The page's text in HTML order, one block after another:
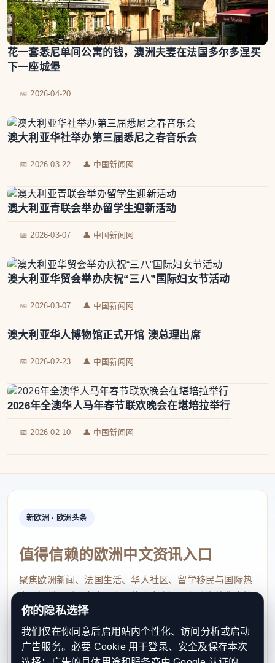
花一套悉尼单间公寓的钱，澳洲夫妻在法国多尔多涅买
下一座城堡
📅 2026-04-20
澳大利亚华社举办第三届悉尼之春音乐会
📅 2026-03-22 👤 中国新闻网
澳大利亚青联会举办留学生迎新活动
📅 2026-03-07 👤 中国新闻网
澳大利亚华贸会举办庆祝“三八”国际妇女节活动
📅 2026-03-07 👤 中国新闻网
澳大利亚华人博物馆正式开馆 澳总理出席
📅 2026-02-23 👤 中国新闻网
2026年全澳华人马年春节联欢晚会在堪培拉举行
📅 2026-02-10 👤 中国新闻网
新欧洲 · 欧洲头条
值得信赖的欧洲中文资讯入口
聚焦欧洲新闻、法国生活、华人社区、留学移民与国际热
点，提供及时、真实、实用的中文资讯，帮助海外华人快
速了解欧洲动态。
contact@xinouzhou.com
服务支持、版权与合作：工作日优先处理站务、投稿与权
你的隐私选择
我们仅在你同意后启用站内个性化、访问分析或启动
广告服务。必要 Cookie 用于登录、安全及保存本次